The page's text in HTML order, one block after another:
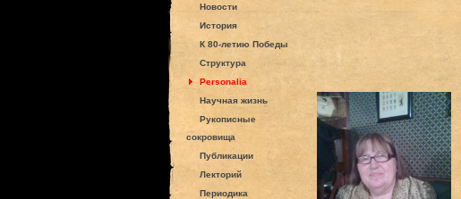
Новости
История
К 80-летию Победы
Структура
Personalia
Научная жизнь
Рукописные
сокровища
Публикации
Лекторий
Периодика